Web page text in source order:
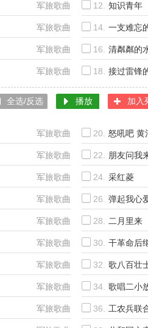
军旅歌曲 12. 知识青年
军旅歌曲 14. 一支难忘
军旅歌曲 16. 清粼粼的
军旅歌曲 18. 接过雷锋
全选/反选 播放 加入
军旅歌曲 20. 怒吼吧 黄
军旅歌曲 22. 朋友问我
军旅歌曲 24. 采红菱
军旅歌曲 26. 弹起我心
军旅歌曲 28. 二月里来
军旅歌曲 30. 干革命后
军旅歌曲 32. 歌八百壮
军旅歌曲 34. 歌唱二小
军旅歌曲 36. 工农兵联